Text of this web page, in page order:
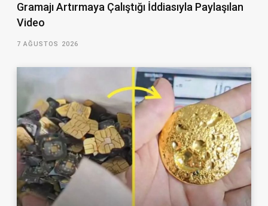
Gramajı Artırmaya Çalıştığı İddiasıyla Paylaşılan
Video
7 AĞUSTOS 2026